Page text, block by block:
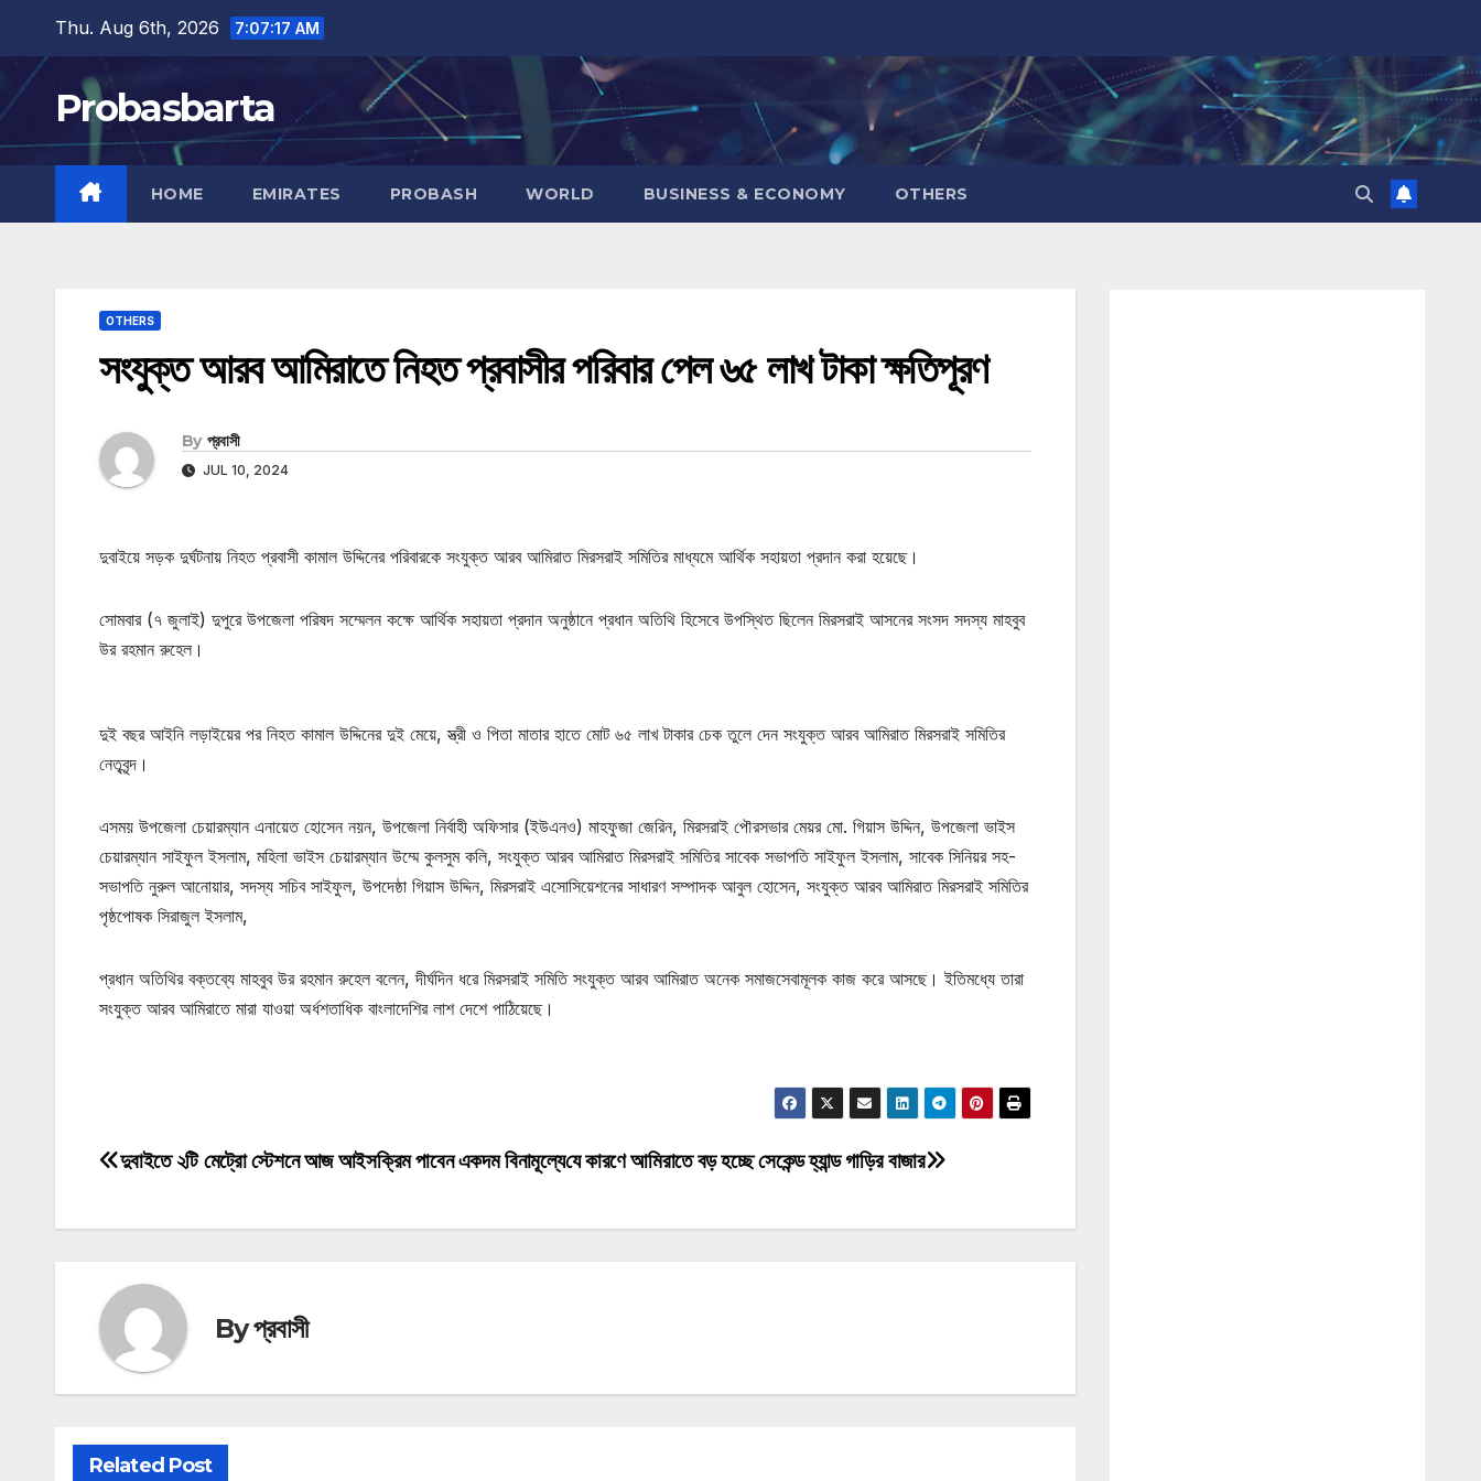
content
Thu. Aug 6th, 2026 7:07:18 AM
Probasbarta
HOME EMIRATES PROBASH WORLD BUSINESS & ECONOMY OTHERS
OTHERS
সংযুক্ত আরব আমিরাতে নিহত প্রবাসীর পরিবার পেল ৬৫ লাখ টাকা ক্ষতিপূরণ
By প্রবাসী
JUL 10, 2024
দুবাইয়ে সড়ক দুর্ঘটনায় নিহত প্রবাসী কামাল উদ্দিনের পরিবারকে সংযুক্ত আরব আমিরাত মিরসরাই সমিতির মাধ্যমে আর্থিক সহায়তা প্রদান করা হয়েছে।
সোমবার (৭ জুলাই) দুপুরে উপজেলা পরিষদ সম্মেলন কক্ষে আর্থিক সহায়তা প্রদান অনুষ্ঠানে প্রধান অতিথি হিসেবে উপস্থিত ছিলেন মিরসরাই আসনের সংসদ সদস্য মাহবুব
উর রহমান রুহেল।
দুই বছর আইনি লড়াইয়ের পর নিহত কামাল উদ্দিনের দুই মেয়ে, স্ত্রী ও পিতা মাতার হাতে মোট ৬৫ লাখ টাকার চেক তুলে দেন সংযুক্ত আরব আমিরাত মিরসরাই সমিতির
নেতৃবৃন্দ।
এসময় উপজেলা চেয়ারম্যান এনায়েত হোসেন নয়ন, উপজেলা নির্বাহী অফিসার (ইউএনও) মাহফুজা জেরিন, মিরসরাই পৌরসভার মেয়র মো. গিয়াস উদ্দিন, উপজেলা ভাইস
চেয়ারম্যান সাইফুল ইসলাম, মহিলা ভাইস চেয়ারম্যান উম্মে কুলসুম কলি, সংযুক্ত আরব আমিরাত মিরসরাই সমিতির সাবেক সভাপতি সাইফুল ইসলাম, সাবেক সিনিয়র সহ-
সভাপতি নুরুল আনোয়ার, সদস্য সচিব সাইফুল, উপদেষ্ঠা গিয়াস উদ্দিন, মিরসরাই এসোসিয়েশনের সাধারণ সম্পাদক আবুল হোসেন, সংযুক্ত আরব আমিরাত মিরসরাই সমিতির
পৃষ্ঠপোষক সিরাজুল ইসলাম,
প্রধান অতিথির বক্তব্যে মাহবুব উর রহমান রুহেল বলেন, দীর্ঘদিন ধরে মিরসরাই সমিতি সংযুক্ত আরব আমিরাত অনেক সমাজসেবামূলক কাজ করে আসছে। ইতিমধ্যে তারা
সংযুক্ত আরব আমিরাতে মারা যাওয়া অর্ধশতাধিক বাংলাদেশির লাশ দেশে পাঠিয়েছে।
Post
যে কারণে আমিরাতে বড় হচ্ছে সেকেন্ড হ্যান্ড গাড়ির বাজার
দুবাইতে ২টি মেট্রো স্টেশনে আজ আইসক্রিম পাবেন একদম বিনামূল্যে
Byপ্রবাসী
Related Post